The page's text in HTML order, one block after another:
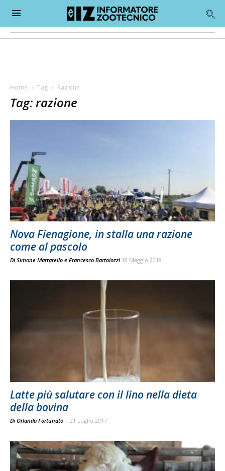
Home Tag Razione
Tag: razione
Nova Fienagione, in stalla una razione
come al pascolo
Di Simone Martarello e Francesco Bartolozzi 18 Maggio 2018
Latte più salutare con il lino nella dieta
della bovina
Di Orlando Fortunato - 21 Luglio 2017